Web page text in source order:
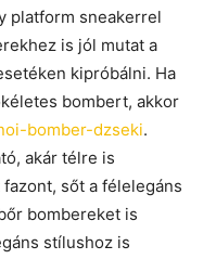
platform sneakerrel
is jól mutat a
kipróbálni. Ha
bombert, akkor
bomber-dzseki.
akár télre is
sőt a félelegáns
bombereket is
stílushoz is